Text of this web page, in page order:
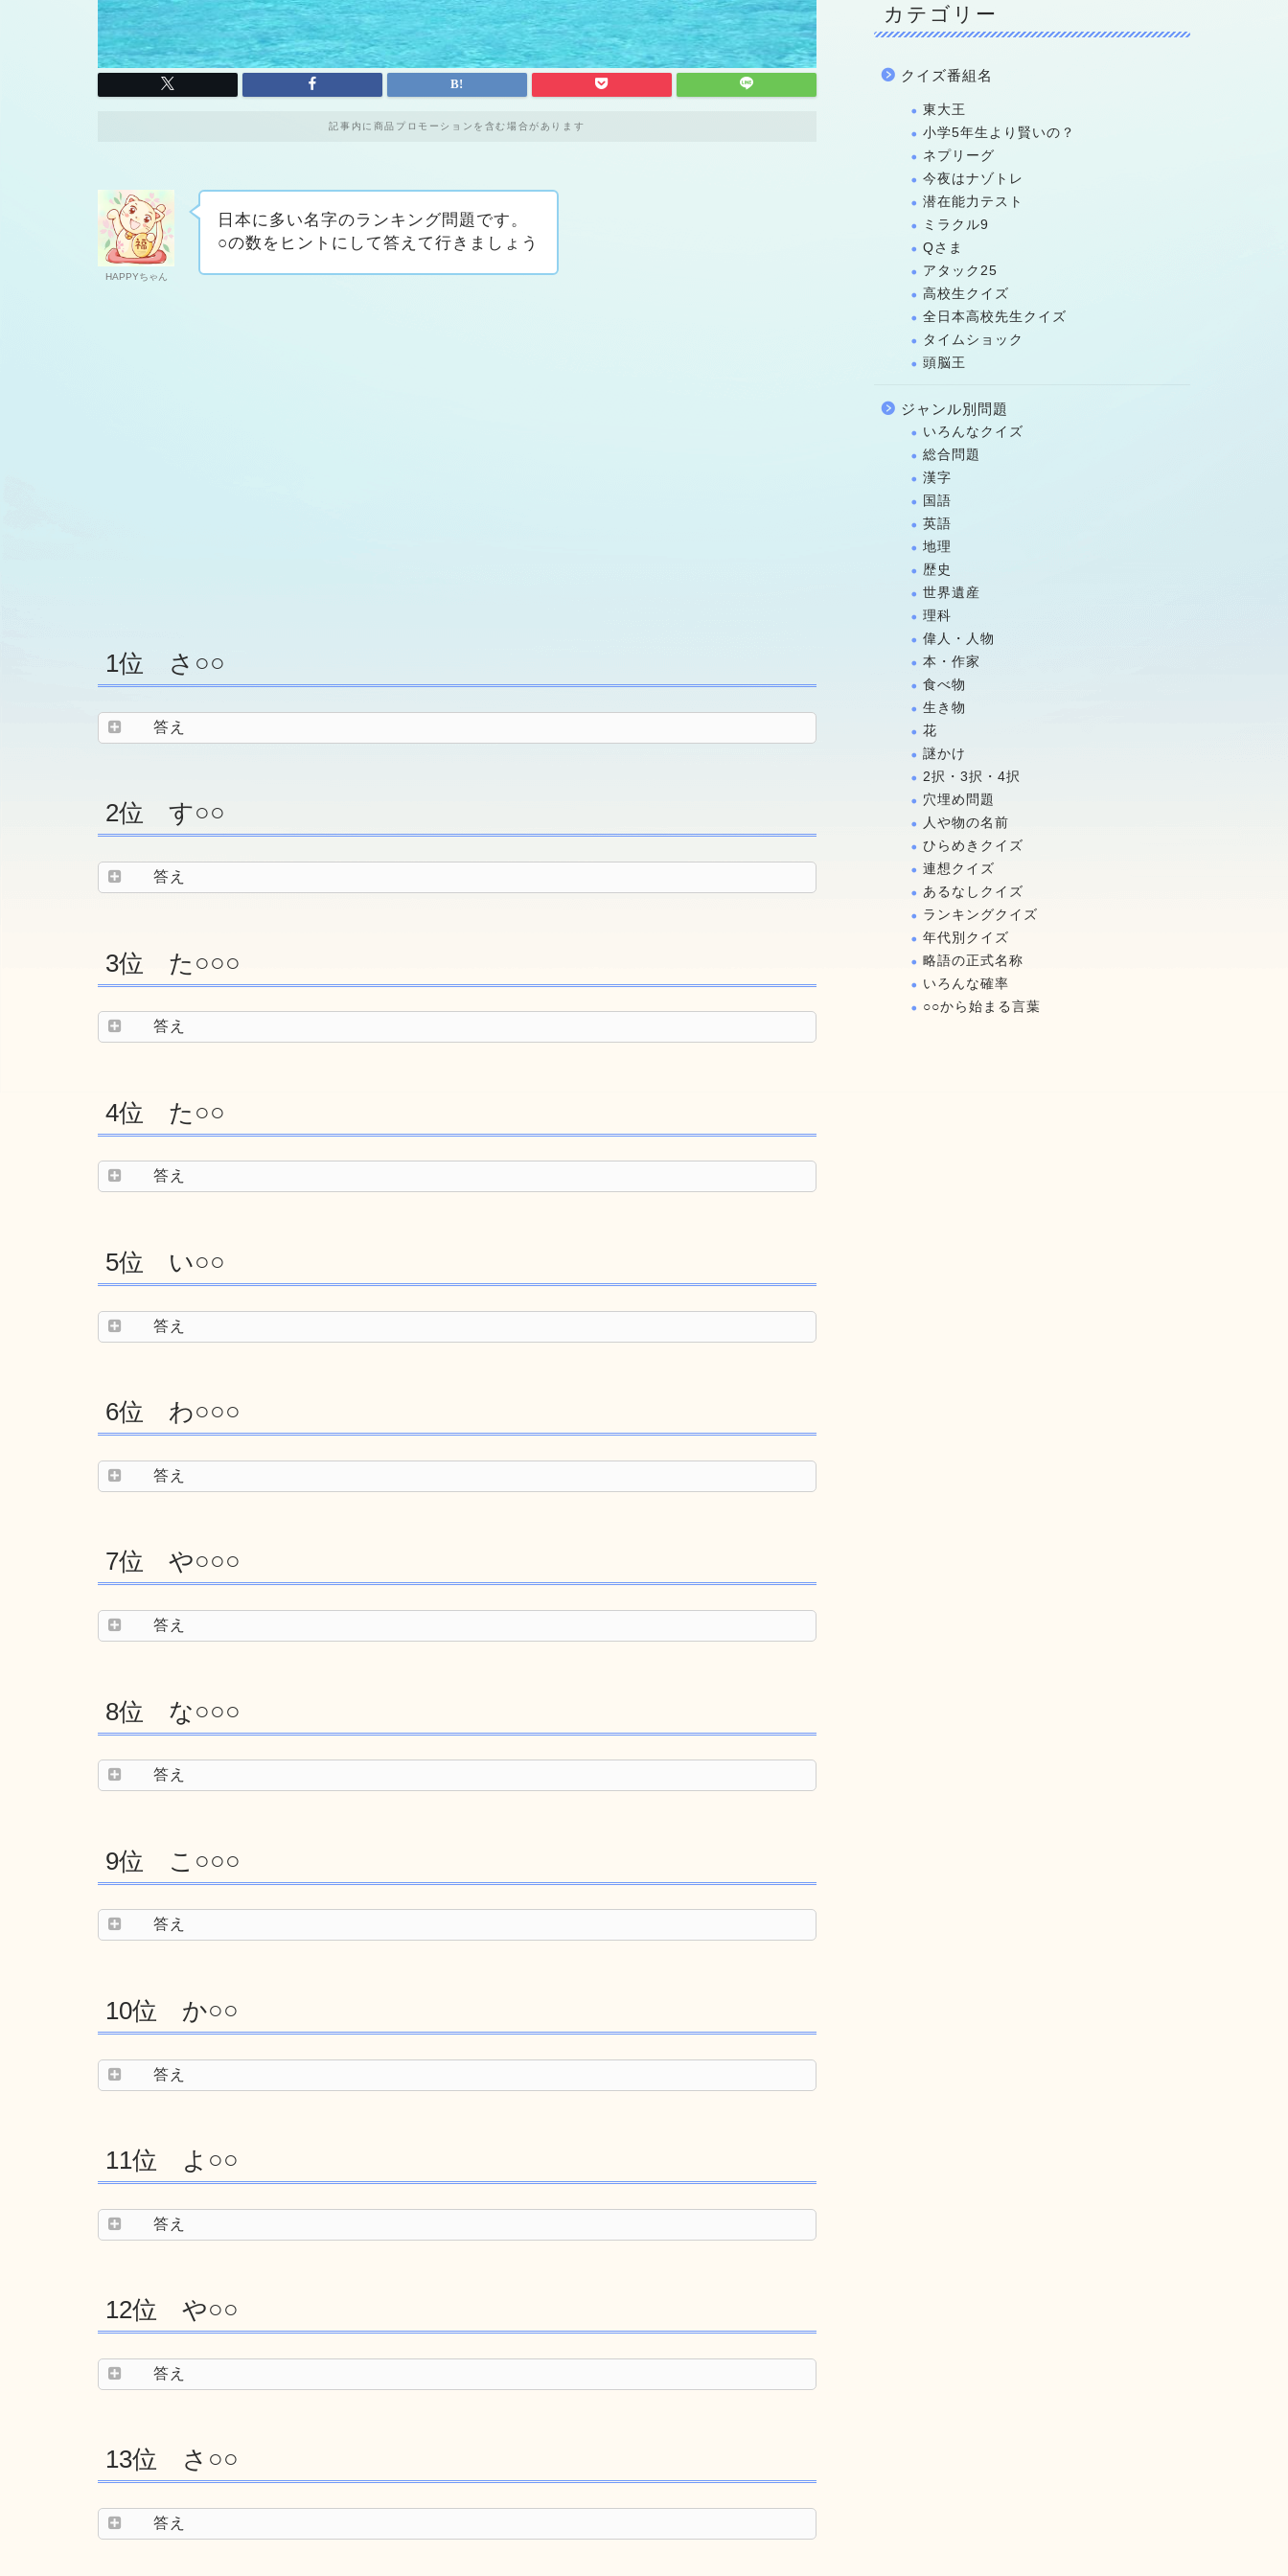
記事内に商品プロモーションを含む場合があります
HAPPYちゃん
日本に多い名字のランキング問題です。
○の数をヒントにして答えて行きましょう
1位 さ○○
答え
2位 す○○
答え
3位 た○○○
答え
4位 た○○
答え
5位 い○○
答え
6位 わ○○○
答え
7位 や○○○
答え
8位 な○○○
答え
9位 こ○○○
答え
10位 か○○
答え
11位 よ○○
答え
12位 や○○
答え
13位 さ○○
答え
カテゴリー
クイズ番組名
東大王
小学5年生より賢いの？
ネプリーグ
今夜はナゾトレ
潜在能力テスト
ミラクル9
Qさま
アタック25
高校生クイズ
全日本高校先生クイズ
タイムショック
頭脳王
ジャンル別問題
いろんなクイズ
総合問題
漢字
国語
英語
地理
歴史
世界遺産
理科
偉人・人物
本・作家
食べ物
生き物
花
謎かけ
2択・3択・4択
穴埋め問題
人や物の名前
ひらめきクイズ
連想クイズ
あるなしクイズ
ランキングクイズ
年代別クイズ
略語の正式名称
いろんな確率
○○から始まる言葉